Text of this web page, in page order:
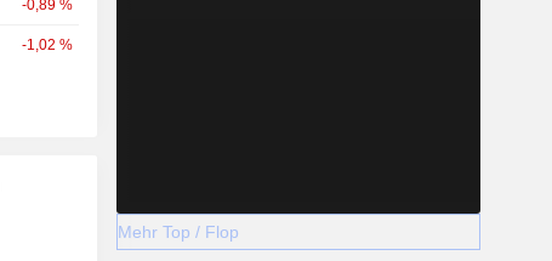
-0,89 %
-1,02 %
Mehr Top / Flop